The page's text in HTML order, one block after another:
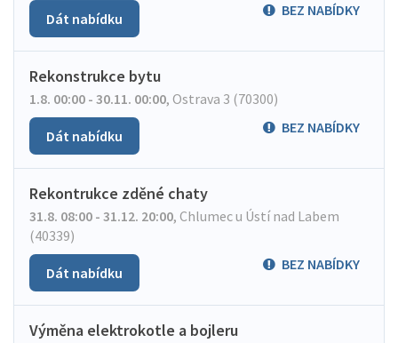
BEZ NABÍDKY
Dát nabídku
Rekonstrukce bytu
1.8. 00:00 - 30.11. 00:00, Ostrava 3 (70300)
BEZ NABÍDKY
Dát nabídku
Rekontrukce zděné chaty
31.8. 08:00 - 31.12. 20:00, Chlumec u Ústí nad Labem
(40339)
BEZ NABÍDKY
Dát nabídku
Výměna elektrokotle a bojleru